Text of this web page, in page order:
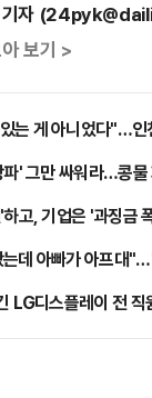
기자
보기 >
는 게 아니었다"…
' 그만 싸워라…콩물
고, 기업은 '과징금
데 아빠가 아프대
LG디스플레이 전 직